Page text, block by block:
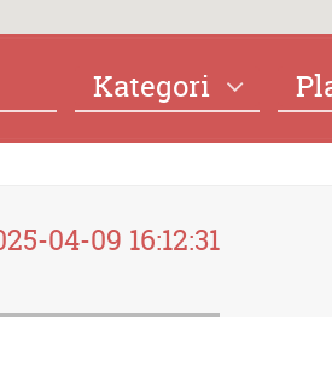
Kategori
04-09 16:12:31